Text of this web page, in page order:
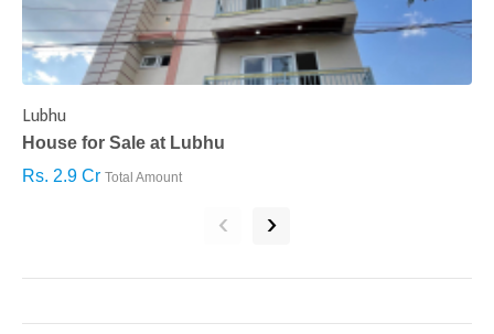
Lubhu
House for Sale at Lubhu
Rs. 2.9 Cr Total Amount
‹ ›